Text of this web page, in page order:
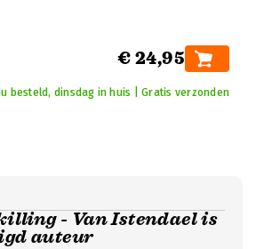
€ 24,95
besteld, dinsdag in huis | Gratis verzonden
- Van Istendael is
auteur